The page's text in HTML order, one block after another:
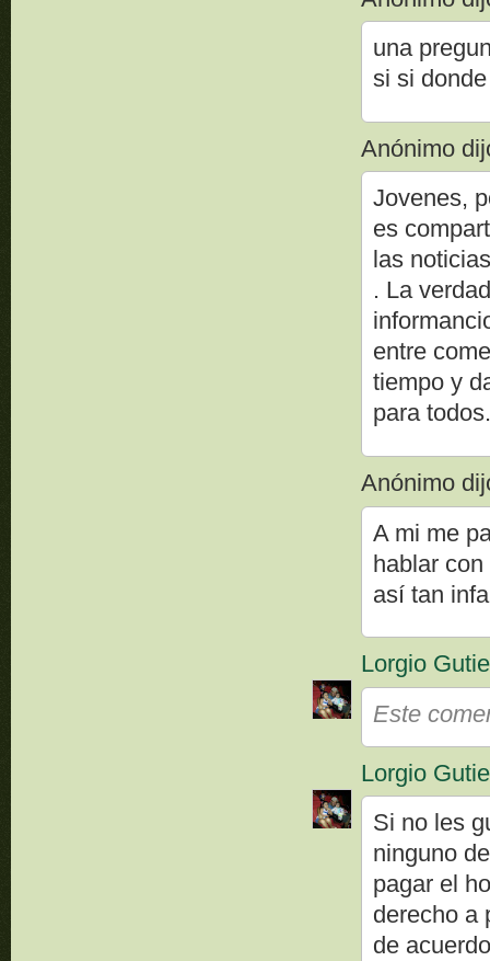
una
si si
Anónimo
Jovenes,
es
las
. La
entre
tiempo y
para
Anónimo
A mi me
hablar
así tan
Lorgio
Este
Lorgio
Si no les
ninguno
pagar el
derecho a
de